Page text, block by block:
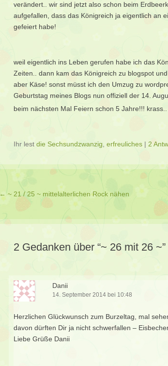
verändert.. wir sind jetzt also schon beim
aufgefallen, dass das Königreich ja eigentlich an
gefeiert habe!
weil eigentlich ins Leben gerufen habe ich das
Zeiten.. dann kam das Königreich zu blogspot
aber Käse! sonst müsst ich den Umzug zu
Geburtstag meines Blogs nun offiziell der 14.
beim nächsten Mal Feiern schon 5 Jahre!!!
Ihr lest die Sechsundzwanzig erfreuliches | 2
Beitragsverzeichnis
← ~ 21 / 25 ~ mittelalterlichen Rock nähen
2 Gedanken über “~ 26 mit 26 ~”
Danii
14. September 2014 bei 10:48
Herzlichen Glückwunsch zum Burzeltag, mal
davon dürften Dir ja nicht schwerfallen –
Liebe Grüße Danii